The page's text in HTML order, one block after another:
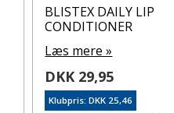
BLISTEX DAILY LIP
CONDITIONER
Læs mere »
DKK 29,95
Klubpris: DKK 25,46